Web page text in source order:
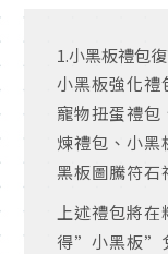
1.小黑板禮包
小黑板強化
寵物扭蛋禮包
煉禮包、小
黑板圖騰符石
上述禮包將
得”小黑板”